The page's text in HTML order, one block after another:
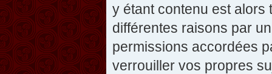
y étant contenu est alors
différentes raisons par
permissions accordées
verrouiller vos propres